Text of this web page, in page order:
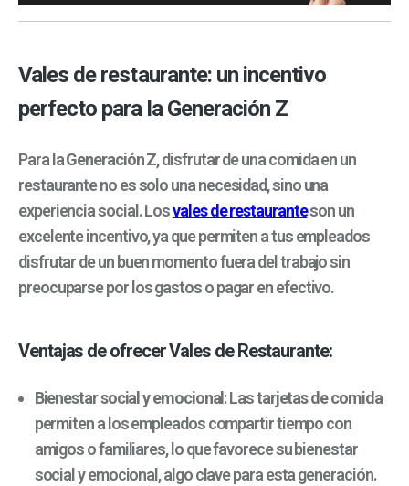
Vales de restaurante: un incentivo
perfecto para la Generación Z
Para laGeneración Z, disfrutar de una comida en un
restaurante no es solo una necesidad, sino una
experiencia social. Losvales de restauranteson un
excelente incentivo, ya que permiten a tus empleados
disfrutar de un buen momento fuera del trabajo sin
preocuparse por los gastos o pagar en efectivo.
Ventajas de ofrecer Vales de Restaurante:
Bienestar social y emocional: Lastarjetas de comida
permiten a los empleados compartir tiempo con
amigos o familiares, lo que favorece su bienestar
social y emocional, algo clave para esta generación.